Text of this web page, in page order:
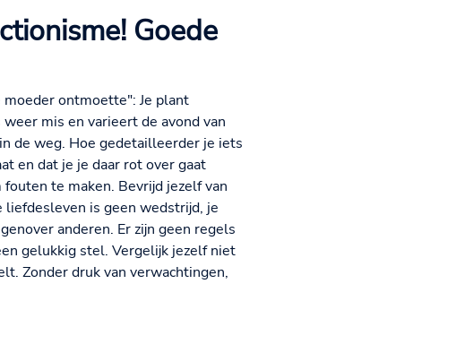
Goede
ontmoette": Je plant
mis en varieert de avond van
de weg. Hoe gedetailleerder je iets
en dat je je daar rot over gaat
te maken. Bevrijd jezelf van
liefdesleven is geen wedstrijd, je
anderen. Er zijn geen regels
gelukkig stel. Vergelijk jezelf niet
Zonder druk van verwachtingen,